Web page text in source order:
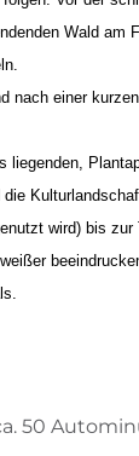
Wald am
nach einer
liegenden,
wird) bis
50